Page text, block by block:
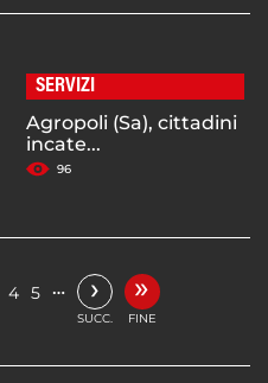
SERVIZI
Agropoli (Sa), cittadini
incate...
96
4 5 … ›
SUCC.
»
FINE